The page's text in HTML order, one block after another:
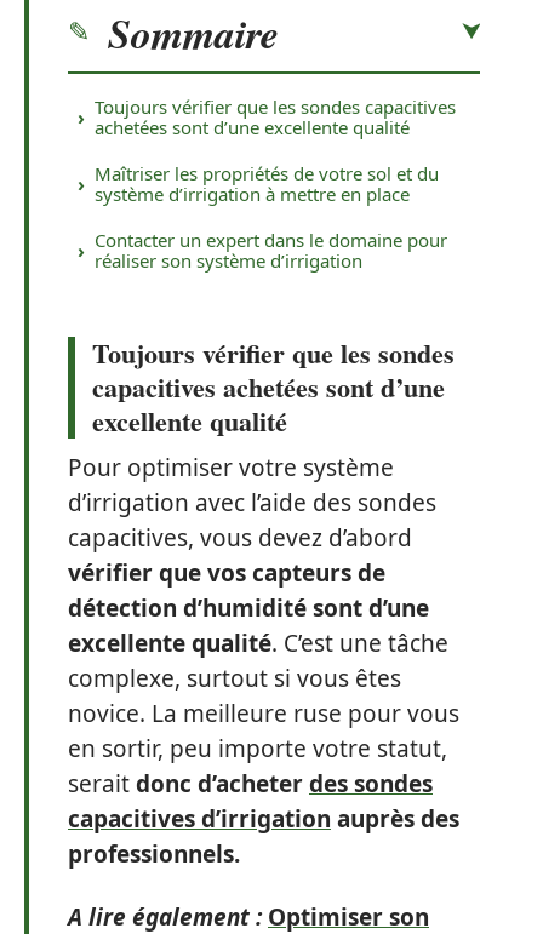
Sommaire
Toujours vérifier que les sondes capacitives
achetées sont d’une excellente qualité
Maîtriser les propriétés de votre sol et du
système d’irrigation à mettre en place
Contacter un expert dans le domaine pour
réaliser son système d’irrigation
Toujours vérifier que les sondes
capacitives achetées sont d’une
excellente qualité
Pour optimiser votre système
d’irrigation avec l’aide des sondes
capacitives, vous devez d’abord
vérifier que vos capteurs de
détection d’humidité sont d’une
excellente qualité. C’est une tâche
complexe, surtout si vous êtes
novice. La meilleure ruse pour vous
en sortir, peu importe votre statut,
seraitdonc d’acheterdes sondes
capacitives d’irrigation auprès des
professionnels.
A lire également : Optimiser son